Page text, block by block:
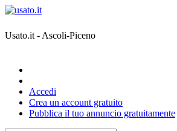
Usato.it - Ascoli-Piceno
Accedi
Crea un account gratuito
Pubblica il tuo annuncio gratuitamente